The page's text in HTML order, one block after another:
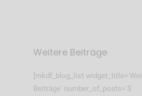
Weitere Beiträge
[mkdf_blog_list
Beiträge' number_of_posts='5'